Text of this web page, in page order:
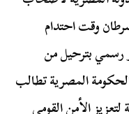
وقت احتدام
رسمي بترحيل من
المصرية تطالب
الأمن القومي